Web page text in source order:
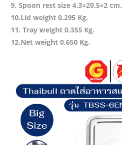
9. Spoon rest size 4.3×20.5×2 cm.
10.Lid weight 0.295 Kg.
11. Tray weight 0.355 Kg.
12.Net weight 0.650 Kg.